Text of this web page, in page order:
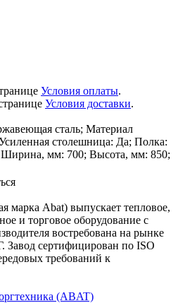
Условия оплаты.
Условия доставки.
сталь; Материал
столешница: Да; Полка:
мм: 700; Высота, мм: 850;
марка Abat) выпускает тепловое,
и торговое оборудование с
востребована на рынке
Завод сертифицирован по ISO
требований к
(ABAT)